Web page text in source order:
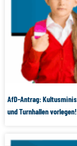
AfD-Antrag:
und Turnhallen vorlegen!